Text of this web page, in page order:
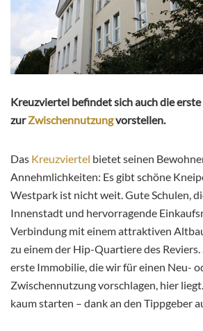
Kreuzviertel befindet sich auch die
zurZwischennutzungvorstellen.
Das Kreuzviertel bietet seinen
Annehmlichkeiten: Es gibt schöne
Westpark ist nicht weit. Gute Schulen,
Innenstadt und hervorragende
Verbindung mit einem attraktiven
zu einem der Hip-Quartiere des Reviers.
erste Immobilie, die wir für einen Neu-
Zwischennutzung vorschlagen, hier
kaum starten – dank an den Tippgeber